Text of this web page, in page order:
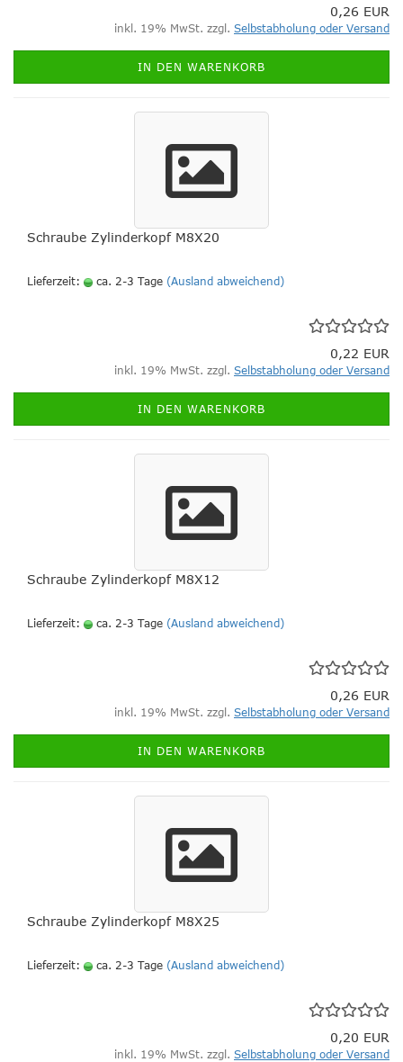
0,26 EUR
inkl. 19% MwSt. zzgl. Selbstabholung oder Versand
IN DEN WARENKORB
Schraube Zylinderkopf M8X20
Lieferzeit: ca. 2-3 Tage (Ausland abweichend)
0,22 EUR
inkl. 19% MwSt. zzgl. Selbstabholung oder Versand
IN DEN WARENKORB
Schraube Zylinderkopf M8X12
Lieferzeit: ca. 2-3 Tage (Ausland abweichend)
0,26 EUR
inkl. 19% MwSt. zzgl. Selbstabholung oder Versand
IN DEN WARENKORB
Schraube Zylinderkopf M8X25
Lieferzeit: ca. 2-3 Tage (Ausland abweichend)
0,20 EUR
inkl. 19% MwSt. zzgl. Selbstabholung oder Versand